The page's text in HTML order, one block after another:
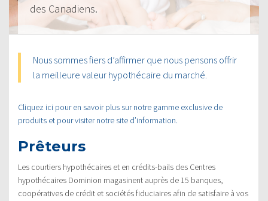
des Canadiens.
Nous sommes fiers d’affirmer que nous pensons offrir
la meilleure valeur hypothécaire du marché.
Cliquez ici pour en savoir plus sur notre gamme exclusive de
produits et pour visiter notre site d’information.
Prêteurs
Les courtiers hypothécaires et en crédits-bails des Centres
hypothécaires Dominion magasinent auprès de 15 banques,
coopératives de crédit et sociétés fiduciaires afin de satisfaire à vos